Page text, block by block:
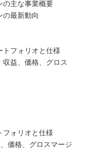
の主な事業概要
の最新動向
トフォリオと仕様
益、価格、グロス
フォリオと仕様
価格、グロスマージ